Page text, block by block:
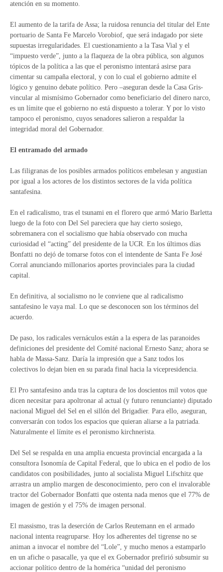
atención en su momento.
El aumento de la tarifa de Assa; la ruidosa renuncia del titular del Ente
portuario de Santa Fe Marcelo Vorobiof, que será indagado por siete
supuestas irregularidades. El cuestionamiento a la Tasa Vial y el
“impuesto verde”, junto a la flaqueza de la obra pública, son algunos
tópicos de la política a las que el peronismo intentará asirse para
cimentar su campaña electoral, y con lo cual el gobierno admite el
lógico y genuino debate político. Pero –aseguran desde la Casa Gris-
vincular al mismísimo Gobernador como beneficiario del dinero narco,
es un límite que el gobierno no está dispuesto a tolerar. Y por lo visto
tampoco el peronismo, cuyos senadores salieron a respaldar la
integridad moral del Gobernador.
El entramado del armado
Las filigranas de los posibles armados políticos embelesan y angustian
por igual a los actores de los distintos sectores de la vida política
santafesina.
En el radicalismo, tras el tsunami en el florero que armó Mario Barletta
luego de la foto con Del Sel pareciera que hay cierto sosiego,
sobremanera con el socialismo que había observado con mucha
curiosidad el “acting” del presidente de la UCR. En los últimos días
Bonfatti no dejó de tomarse fotos con el intendente de Santa Fe José
Corral anunciando millonarios aportes provinciales para la ciudad
capital.
En definitiva, al socialismo no le conviene que al radicalismo
santafesino le vaya mal. Lo que se desconocen son los términos del
acuerdo.
De paso, los radicales vernáculos están a la espera de las paranoides
definiciones del presidente del Comité nacional Ernesto Sanz; ahora se
habla de Massa-Sanz. Daría la impresión que a Sanz todos los
colectivos lo dejan bien en su parada final hacia la vicepresidencia.
El Pro santafesino anda tras la captura de los doscientos mil votos que
dicen necesitar para apoltronar al actual (y futuro renunciante) diputado
nacional Miguel del Sel en el sillón del Brigadier. Para ello, aseguran,
conversarán con todos los espacios que quieran aliarse a la patriada.
Naturalmente el límite es el peronismo kirchnerista.
Del Sel se respalda en una amplia encuesta provincial encargada a la
consultora Isonomía de Capital Federal, que lo ubica en el podio de los
candidatos con posibilidades, junto al socialista Miguel Lifschitz que
arrastra un amplio margen de desconocimiento, pero con el invalorable
tractor del Gobernador Bonfatti que ostenta nada menos que el 77% de
imagen de gestión y el 75% de imagen personal.
El massismo, tras la deserción de Carlos Reutemann en el armado
nacional intenta reagruparse. Hoy los adherentes del tigrense no se
animan a invocar el nombre del “Lole”, y mucho menos a estamparlo
en un afiche o pasacalle, ya que el ex Gobernador prefirió subsumir su
accionar político dentro de la homérica “unidad del peronismo